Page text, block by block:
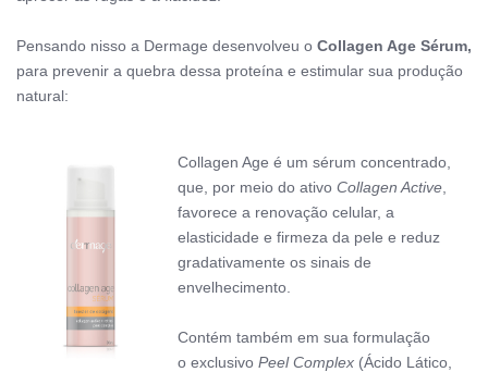
Pensando nisso a Dermage desenvolveu o Collagen Age Sérum,
para prevenir a quebra dessa proteína e estimular sua produção
natural:
Collagen Age é um sérum concentrado,
que, por meio do ativo Collagen Active
favorece a renovação celular, a
elasticidade e firmeza da pele e reduz
gradativamente os sinais de
envelhecimento.
Contém também em sua formulação
o exclusivo Peel Complex (Ácido Lático,